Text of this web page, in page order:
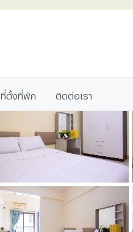
ที่ตั้งที่พัก ติดต่อเรา